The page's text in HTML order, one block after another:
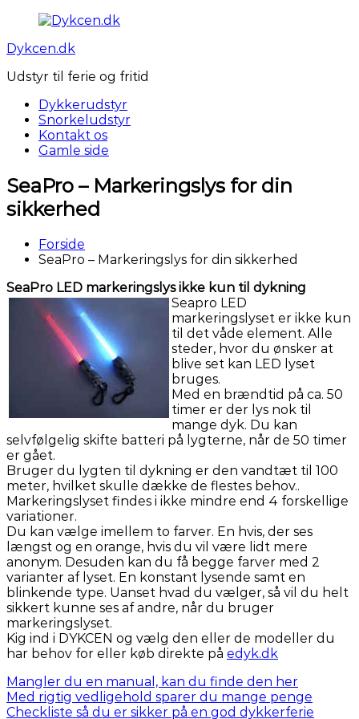
Videre
indhold
Dykcen.dk
Udstyr til ferie og fritid
Dykkerudstyr
Snorkeludstyr
Kontakt os
Gamle side
SeaPro – Markeringslys for din
sikkerhed
Forside
SeaPro – Markeringslys for din sikkerhed
SeaPro LED markeringslys ikke kun til dykning
Seapro LED
markeringslyset er ikke kun
til det våde element. Alle
steder, hvor du ønsker at
blive set kan LED lyset
bruges.
Med en brændtid på ca. 50
timer er der lys nok til
mange dyk. Du kan
selvfølgelig skifte batteri på lygterne, når de 50 timer
er gået.
Bruger du lygten til dykning er den vandtæt til 100
meter, hvilket skulle dække de flestes behov..
Markeringslyset findes i ikke mindre end 4 forskellige
variationer.
Du kan vælge imellem to farver. En hvis, der ses
længst og en orange, hvis du vil være lidt mere
anonym. Desuden kan du få begge farver med 2
varianter af lyset. En konstant lysende samt en
blinkende type. Uanset hvad du vælger, så vil du helt
sikkert kunne ses af andre, når du bruger
markeringslyset.
Kig ind i DYKCEN og vælg den eller de modeller du
har behov for eller køb direkte på edyk.dk
Mangler du en manual, kan du finde den her
Med rigtig vedligehold sparer du mange penge
Checkliste så du er sikker på en god dykkerferie